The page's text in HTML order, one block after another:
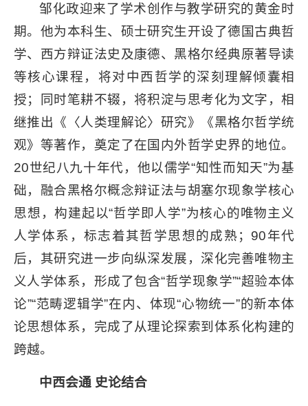
邹化政迎来了学术创作与教学研究的黄金时
期。他为本科生、硕士研究生开设了德国古典哲
学、西方辩证法史及康德、黑格尔经典原著导读
等核心课程，将对中西哲学的深刻理解倾囊相
授；同时笔耕不辍，将积淀与思考化为文字，相
继推出《〈人类理解论〉研究》《黑格尔哲学统
观》等著作，奠定了在国内外哲学史界的地位。
20世纪八九十年代，他以儒学“知性而知天”为基
础，融合黑格尔概念辩证法与胡塞尔现象学核心
思想，构建起以“哲学即人学”为核心的唯物主义
人学体系，标志着其哲学思想的成熟；90年代
后，其研究进一步向纵深发展，深化完善唯物主
义人学体系，形成了包含“哲学现象学”“超验本体
论”“范畴逻辑学”在内、体现“心物统一”的新本体
论思想体系，完成了从理论探索到体系化构建的
跨越。
中西会通 史论结合